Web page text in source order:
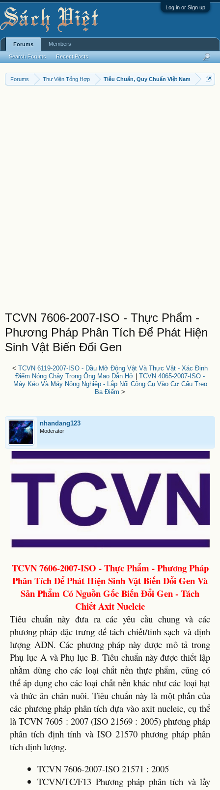
Log in or Sign up
Forums Thư Viện Tổng Hợp Tiêu Chuẩn, Quy Chuẩn Việt Nam
TCVN 7606-2007-ISO - Thực Phẩm -
Phương Pháp Phân Tích Để Phát Hiện
Sinh Vật Biến Đổi Gen
< TCVN 6119-2007-ISO - Dầu Mỡ Động Vật Và Thực Vật - Xác Định
Điểm Nóng Chảy Trong Ông Mao Dẫn Hở
TCVN 4065-2007-ISO -
Máy Kéo Và Máy Nông Nghiệp - Lắp Nối Công Cụ Vào Cơ Cấu Treo
Ba Điểm >
nhandang123
Moderator
TCVN 7606-2007-ISO - Thực Phẩm - Phương Pháp
Phân Tích Để Phát Hiện Sinh Vật Biến Đổi Gen Và
Sản Phẩm Có Nguồn Gốc Biến Đổi Gen - Tách
Chiết Axit Nucleic
Tiêu chuẩn này đưa ra các yêu cầu chung và các
phương pháp đặc trưng để tách chiết/tinh sạch và định
lượng ADN. Các phương pháp này được mô tả trong
Phụ lục A và Phụ lục B. Tiêu chuẩn này được thiết lập
nhằm dùng cho các loại chất nền thực phẩm, cũng có
thể áp dụng cho các loại chất nền khác như các loại hạt
và thức ăn chăn nuôi. Tiêu chuẩn này là một phần của
các phương pháp phân tích dựa vào axit nucleic, cụ thể
là TCVN 7605 : 2007 (ISO 21569 : 2005) phương pháp
phân tích định tính và ISO 21570 phương pháp phân
tích định lượng.
TCVN 7606-2007-ISO 21571 : 2005
TCVN/TC/F13 Phương pháp phân tích và lấy
Forums
Search Forums Recent Posts
Members